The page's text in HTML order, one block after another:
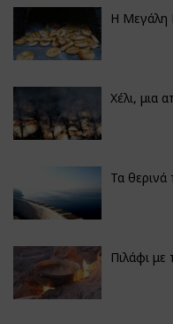
Η Μεγάλη
Χέλι, μια
Τα θερινά
Πιλάφι με